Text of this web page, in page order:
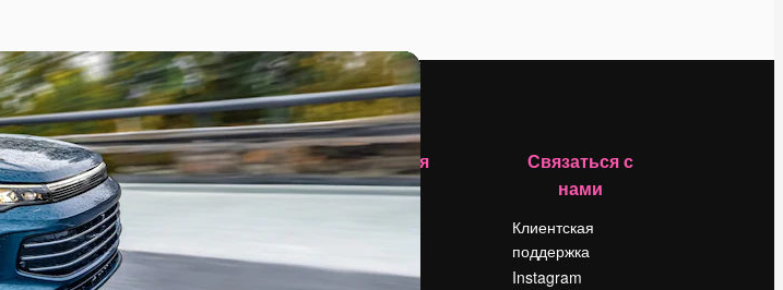
Продукция
Spaces
ИИ-помощник
Генератор
изображений ИИ
Начать
Academy
Пакету ИИ
Компания
Цены
Вакансии
Связаться с
нами
Клиентская
поддержка
Instagram